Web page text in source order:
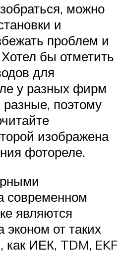
можно
и
проблем и
Хотел бы отметить
для
у разных фирм
поэтому
изображена
фотореле.
современном
являются
эконом от таких
как ИЕК, TDM, EKF